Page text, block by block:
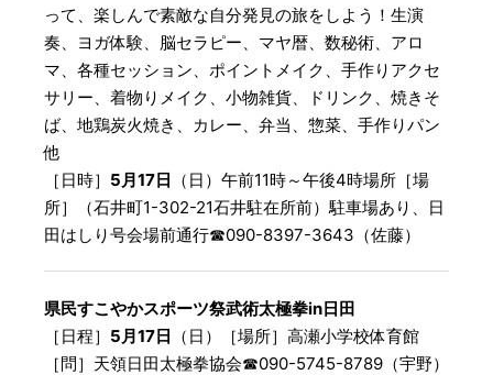
って、楽しんで素敵な自分発見の旅をしよう！生演
奏、ヨガ体験、脳セラピー、マヤ暦、数秘術、アロ
マ、各種セッション、ポイントメイク、手作りアクセ
サリー、着物りメイク、小物雑貨、ドリンク、焼きそ
ば、地鶏炭火焼き、カレー、弁当、惣菜、手作りパン
他
［日時］ 5月17日 （日）午前11時～午後4時場所［場
所］（石井町1-302-21石井駐在所前）駐車場あり、日
田はしり号会場前通行☎︎090-8397-3643（佐藤）
県民すこやかスポーツ祭武術太極拳in日田
［日程］ 5月17日 （日）［場所］高瀬小学校体育館
［問］天領日田太極拳協会☎︎090-5745-8789（宇野）